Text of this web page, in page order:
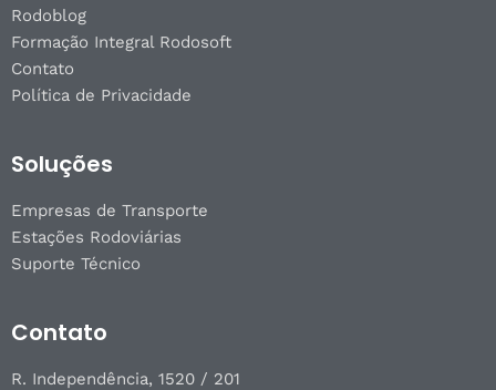
Rodoblog
Formação Integral Rodosoft
Contato
Política de Privacidade
Soluções
Empresas de Transporte
Estações Rodoviárias
Suporte Técnico
Contato
R. Independência, 1520 / 201